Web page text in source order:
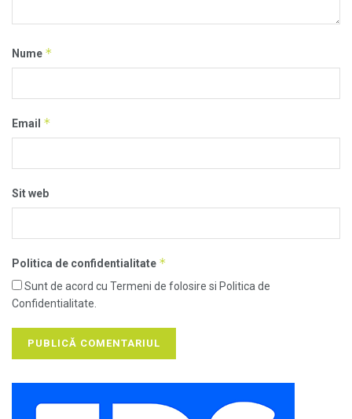
Nume *
Email *
Sit web
Politica de confidentialitate *
Sunt de acord cu Termeni de folosire si Politica de
Confidentialitate.